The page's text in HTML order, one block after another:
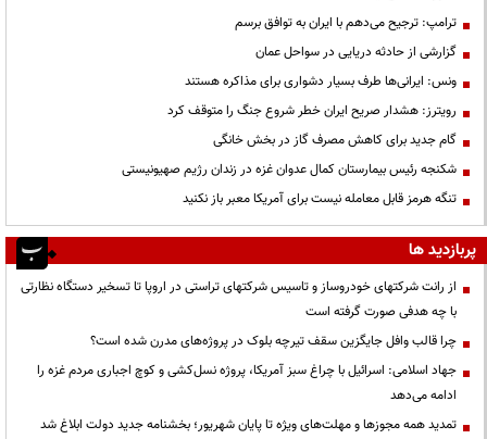
ترامپ: ترجیح می‌دهم با ایران به توافق برسم
گزارشی از حادثه دریایی در سواحل عمان
ونس: ایرانی‌ها طرف بسیار دشواری برای مذاکره هستند
رویترز: هشدار صریح ایران خطر شروع جنگ را متوقف کرد
گام جدید برای کاهش مصرف گاز در بخش خانگی
شکنجه رئیس بیمارستان کمال عدوان غزه در زندان رژیم صهیونیستی
تنگه هرمز قابل معامله نیست برای آمریکا معبر باز نکنید
پربازدید ها
از رانت‌ شرکتهای خودروساز و تاسیس شرکتهای تراستی در اروپا تا تسخیر دستگاه نظارتی
با چه هدفی صورت گرفته است
چرا قالب وافل جایگزین سقف تیرچه بلوک در پروژه‌های مدرن شده است؟
جهاد اسلامی: اسرائیل با چراغ سبز آمریکا، پروژه نسل‌کشی و کوچ اجباری مردم غزه را
ادامه می‌دهد
تمدید همه مجوزها و مهلت‌های ویژه تا پایان شهریور؛ بخشنامه جدید دولت ابلاغ شد